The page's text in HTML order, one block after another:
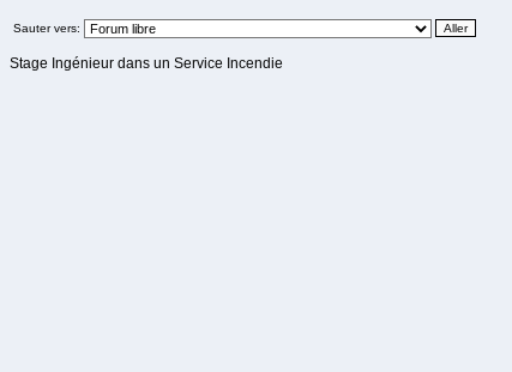
Sauter vers:
Stage Ingénieur dans un Service Incendie